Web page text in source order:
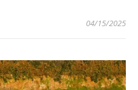
04/15/2025